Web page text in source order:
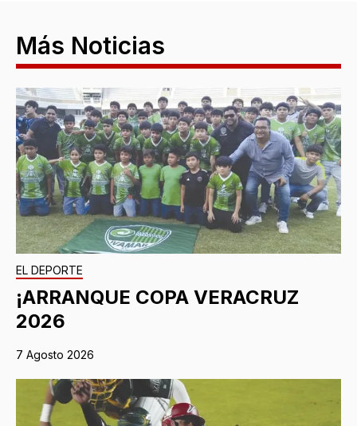
Más Noticias
EL DEPORTE
¡ARRANQUE COPA VERACRUZ
2026
7 Agosto 2026